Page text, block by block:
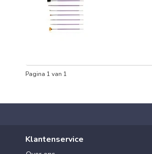
Pagina 1 van 1
Klantenservice